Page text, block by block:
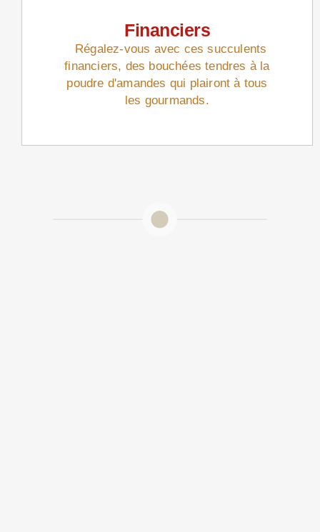
Financiers
Régalez-vous avec ces succulents
financiers, des bouchées tendres à la
poudre d'amandes qui plairont à tous
les gourmands.